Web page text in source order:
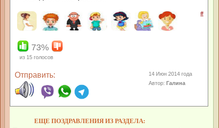
#
73%
из 15 голосов
Отправить:
14 Июн 2014 года
Автор:Галина
ЕЩЕ ПОЗДРАВЛЕНИЯ ИЗ РАЗДЕЛА: